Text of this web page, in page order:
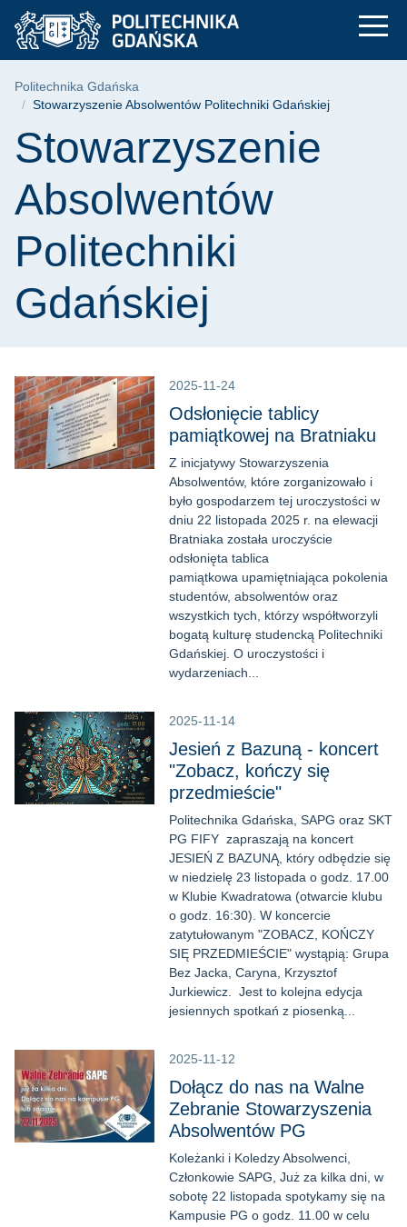
Przejdź
do
menu
Przejdź
do
wyszukiwarki
Przejdź
do
treści
Stowarzyszenie
Ścieżka nawigacyjna
Politechnika Gdańska
Stowarzyszenie Absolwentów Politechniki Gdańskiej
Treść strony
Stowarzyszenie
Absolwentów
Politechniki
Gdańskiej
2025-11-24
Odsłonięcie tablicy
pamiątkowej na Bratniaku
Z inicjatywy Stowarzyszenia
Absolwentów, które zorganizowało i
było gospodarzem tej uroczystości w
dniu 22 listopada 2025 r. na elewacji
Bratniaka została uroczyście
odsłonięta tablica
pamiątkowa upamiętniająca pokolenia
studentów, absolwentów oraz
wszystkich tych, którzy współtworzyli
bogatą kulturę studencką Politechniki
Gdańskiej. O uroczystości i
wydarzeniach...
2025-11-14
Jesień z Bazuną - koncert
"Zobacz, kończy się
przedmieście"
Politechnika Gdańska, SAPG oraz SKT
PG FIFY zapraszają na koncert
JESIEŃ Z BAZUNĄ, który odbędzie się
w niedzielę 23 listopada o godz. 17.00
w Klubie Kwadratowa (otwarcie klubu
o godz. 16:30). W koncercie
zatytułowanym "ZOBACZ, KOŃCZY
SIĘ PRZEDMIEŚCIE" wystąpią: Grupa
Bez Jacka, Caryna, Krzysztof
Jurkiewicz. Jest to kolejna edycja
jesiennych spotkań z piosenką...
2025-11-12
Dołącz do nas na Walne
Zebranie Stowarzyszenia
Absolwentów PG
Koleżanki i Koledzy Absolwenci,
Członkowie SAPG, Już za kilka dni, w
sobotę 22 listopada spotykamy się na
Kampusie PG o godz. 11.00 w celu